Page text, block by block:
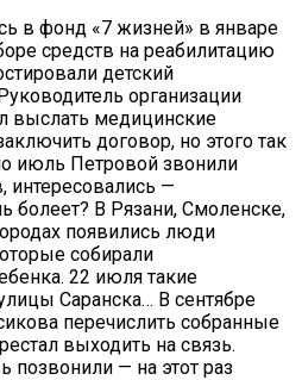
в фонд «7 жизней» в январе
средств на реабилитацию
детский
организации
выслать медицинские
договор, но этого так
июль Петровой звонили
интересовались —
болеет? В Рязани, Смоленске,
появились люди
собирали
22 июля такие
Саранска… В сентябре
перечислить собранные
выходить на связь.
позвонили — на этот раз